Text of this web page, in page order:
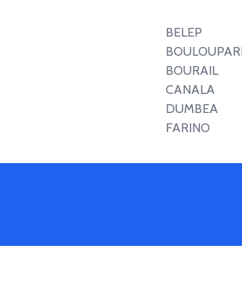
BELEP
BOULOUPARI
BOURAIL
CANALA
DUMBEA
FARINO